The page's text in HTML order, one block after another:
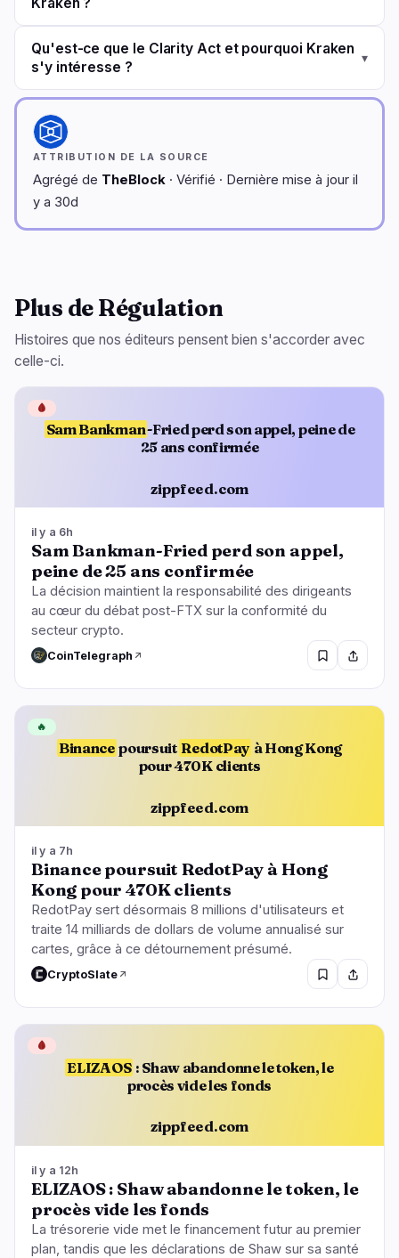
Qu'est-ce que le Clarity Act et pourquoi Kraken
s'y intéresse ?
▾
ATTRIBUTION DE LA SOURCE
Agrégé de TheBlock · Vérifié · Dernière mise à jour il
y a 30d
Plus de Régulation
Histoires que nos éditeurs pensent bien s'accorder avec
celle-ci.
Sam Bankman-Fried perd son appel, peine de
25 ans confirmée
zippfeed.com
🩸
il y a 6h
Sam Bankman-Fried perd son appel,
peine de 25 ans confirmée
La décision maintient la responsabilité des dirigeants
au cœur du débat post-FTX sur la conformité du
secteur crypto.
CoinTelegraph
Binance poursuit RedotPay à Hong Kong
pour 470K clients
zippfeed.com
🔥
il y a 7h
Binance poursuit RedotPay à Hong
Kong pour 470K clients
RedotPay sert désormais 8 millions d'utilisateurs et
traite 14 milliards de dollars de volume annualisé sur
cartes, grâce à ce détournement présumé.
CryptoSlate
ELIZAOS : Shaw abandonne le token, le
procès vide les fonds
zippfeed.com
🩸
il y a 12h
ELIZAOS : Shaw abandonne le token, le
procès vide les fonds
La trésorerie vide met le financement futur au premier
plan, tandis que les déclarations de Shaw sur sa santé